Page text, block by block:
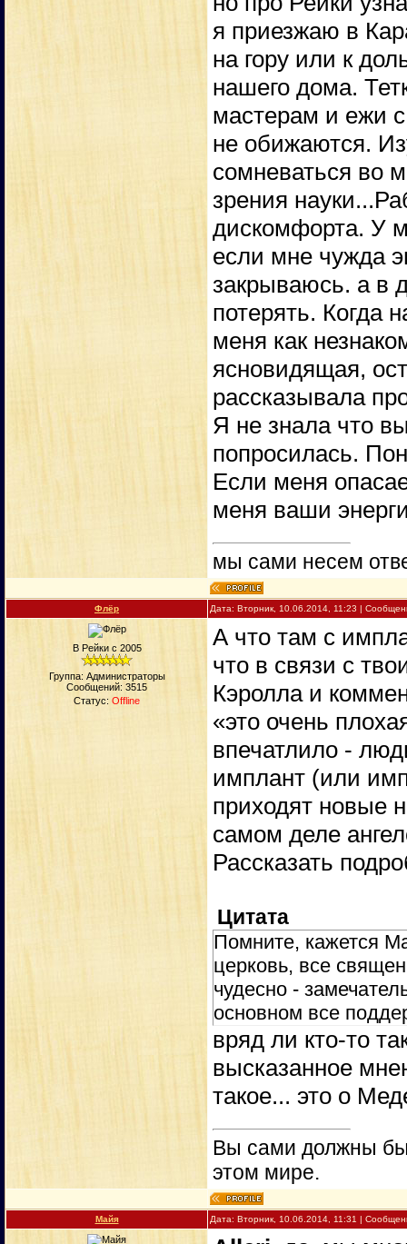
я приезжаю в
на гору или к
нашего дома.
мастерам и ежи
не обижаются.
сомневаться во
зрения
дискомфорта. У
если мне чужда
закрываюсь. а в
потерять. Когда
меня как
ясновидящая,
рассказывала
Я не знала что
попросилась.
Если меня
меня ваши
мы сами несем
Флёр Дата: Вторник, 10.06.2014, 11:23 |
В Рейки с 2005
Группа: Администраторы
Сообщений: 3515
Статус: Offline
А что там с
что в связи с
Кэролла и
«это очень
впечатлило -
имплант (или
приходят новые
самом деле
Рассказать
Цитата
Помните, кажется
церковь, все
чудесно -
основном все
вряд ли кто-то
высказанное
такое... это о
Вы сами должны
этом мире.
Майя Дата: Вторник, 10.06.2014, 11:31 |